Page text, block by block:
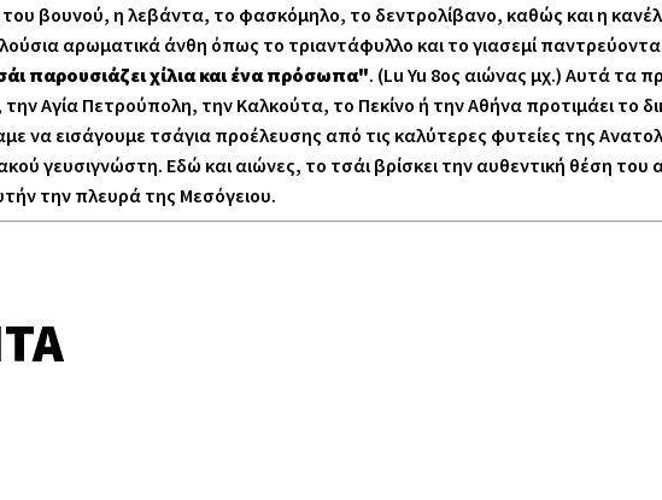
βουνού, η λεβάντα, το φασκόμηλο, το δεντρολίβανο, καθώς και η
αρωματικά άνθη όπως το τριαντάφυλλο και το γιασεμί
παρουσιάζει χίλια και ένα πρόσωπα". (Lu Yu 8ος αιώνας μχ.) Αυτά τα
Αγία Πετρούπολη, την Καλκούτα, το Πεκίνο ή την Αθήνα προτιμάει το
να εισάγουμε τσάγια προέλευσης από τις καλύτερες φυτείες της
γευσιγνώστη. Εδώ και αιώνες, το τσάι βρίσκει την αυθεντική θέση
την πλευρά της Μεσόγειου.